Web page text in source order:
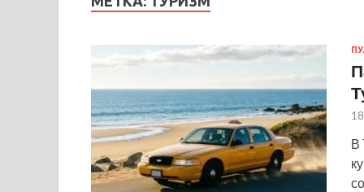
В